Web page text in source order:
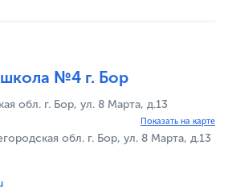
№4 г. Бор
обл. г. Бор, ул. 8 Марта, д.13
Показать на карте
обл. г. Бор, ул. 8 Марта, д.13